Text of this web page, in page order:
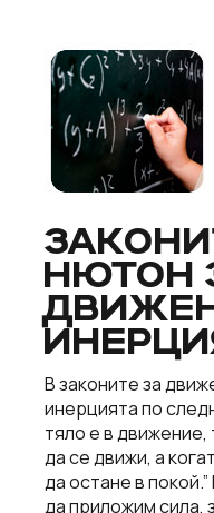
НЮТОН
В законите за
инерцията по
тяло е в
да се движи, а
да остане в
да приложим сила,